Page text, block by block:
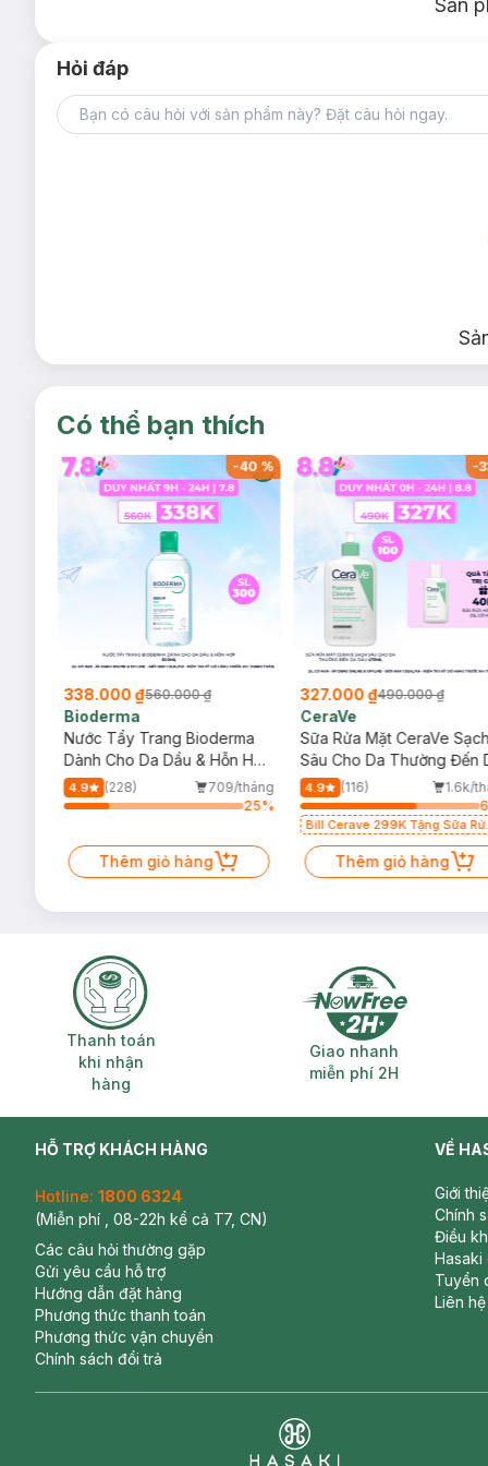
Hỏi đáp
Có thể bạn thích
-40 %
338.000 ₫560.000 ₫
Bioderma
Nước Tẩy Trang Bioderma
Dành Cho Da Dầu & Hỗn Hợp
500ml
4.9 (228)
709/tháng
25%
Thêm giỏ hàng
-
327.000 ₫490.000 ₫
CeraVe
Sữa Rửa Mặt CeraVe Sạch
Sâu Cho Da Thường Đến
Dầu 473ml
4.9 (116)
1.6k/
Bill Cerave 299K Tặng Sữa
Mặt Cerave 30ml (SL có hạn)
Thêm giỏ hàng
Thanh toán khi nhận hàng
Thanh toán
khi nhận
hàng
Giao nhanh
Giao nhanh
miễn phí 2H
HỖ TRỢ KHÁCH HÀNG
Hotline: 1800 6324
(Miễn phí , 08-22h kể cả T7, CN)
Các câu hỏi thường gặp
Gửi yêu cầu hỗ trợ
Hướng dẫn đặt hàng
Phương thức thanh toán
Phương thức vận chuyển
Chính sách đổi trả
VỀ
Giới
Chính
Điều
Hasaki
Tuyển
Liên hệ